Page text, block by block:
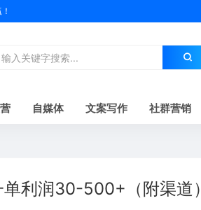
自媒体 文案写作 社群营销
利润30-500+（附渠道）